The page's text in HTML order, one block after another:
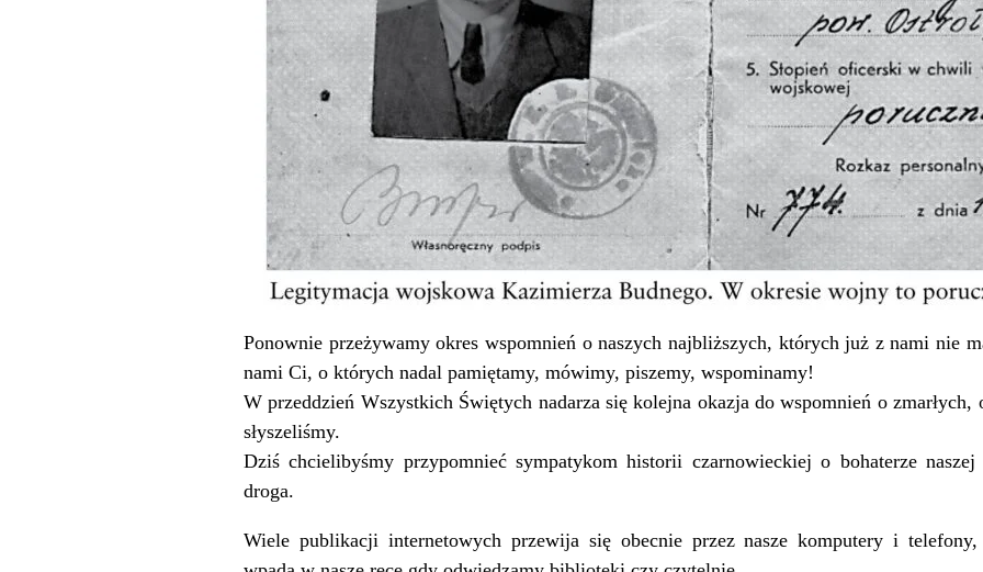
Ponownie przeżywamy okres wspomnień o naszych najbliższych, których już z nami nie
nami Ci, o których nadal pamiętamy, mówimy, piszemy, wspominamy!
W przeddzień Wszystkich Świętych nadarza się kolejna okazja do wspomnień o
słyszeliśmy.
Dziś chcielibyśmy przypomnieć sympatykom historii czarnowieckiej o bohaterze
droga.
Wiele publikacji internetowych przewija się obecnie przez nasze komputery i